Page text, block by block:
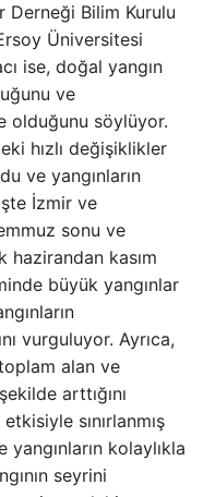
Derneği Bilim Kurulu
Üniversitesi
ise, doğal yangın
ve
olduğunu söylüyor.
hızlı değişiklikler
ve yangınların
İzmir ve
sonu ve
hazirandan kasım
büyük yangınlar
vurguluyor. Ayrıca,
alan ve
arttığını
sınırlanmış
kolaylıkla
seyrini